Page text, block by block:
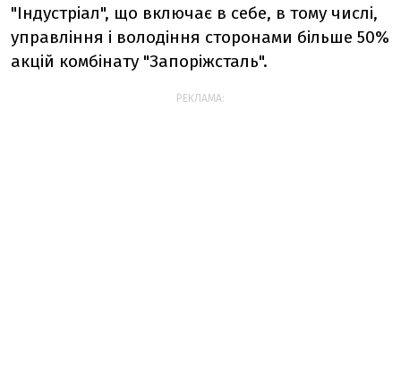
"Індустріал", що включає в себе, в тому числі,
управління і володіння сторонами більше 50%
акцій комбінату "Запоріжсталь".
РЕКЛАМА: